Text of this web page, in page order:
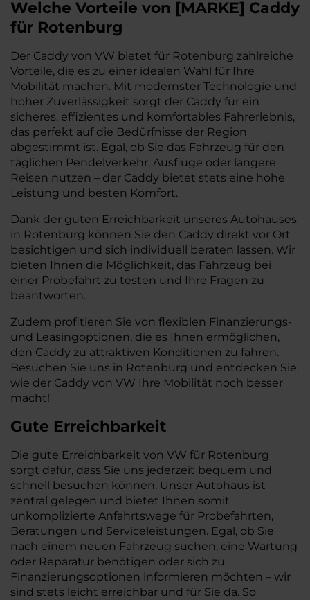
Welche Vorteile von [MARKE] Caddy
für Rotenburg
Der Caddy von VW bietet für Rotenburg zahlreiche
Vorteile, die es zu einer idealen Wahl für Ihre
Mobilität machen. Mit modernster Technologie und
hoher Zuverlässigkeit sorgt der Caddy für ein
sicheres, effizientes und komfortables Fahrerlebnis,
das perfekt auf die Bedürfnisse der Region
abgestimmt ist. Egal, ob Sie das Fahrzeug für den
täglichen Pendelverkehr, Ausflüge oder längere
Reisen nutzen – der Caddy bietet stets eine hohe
Leistung und besten Komfort.
Dank der guten Erreichbarkeit unseres Autohauses
in Rotenburg können Sie den Caddy direkt vor Ort
besichtigen und sich individuell beraten lassen. Wir
bieten Ihnen die Möglichkeit, das Fahrzeug bei
einer Probefahrt zu testen und Ihre Fragen zu
beantworten.
Zudem profitieren Sie von flexiblen Finanzierungs-
und Leasingoptionen, die es Ihnen ermöglichen,
den Caddy zu attraktiven Konditionen zu fahren.
Besuchen Sie uns in Rotenburg und entdecken Sie,
wie der Caddy von VW Ihre Mobilität noch besser
macht!
Gute Erreichbarkeit
Die gute Erreichbarkeit von VW für Rotenburg
sorgt dafür, dass Sie uns jederzeit bequem und
schnell besuchen können. Unser Autohaus ist
zentral gelegen und bietet Ihnen somit
unkomplizierte Anfahrtswege für Probefahrten,
Beratungen und Serviceleistungen. Egal, ob Sie
nach einem neuen Fahrzeug suchen, eine Wartung
oder Reparatur benötigen oder sich zu
Finanzierungsoptionen informieren möchten – wir
sind stets leicht erreichbar und für Sie da. So